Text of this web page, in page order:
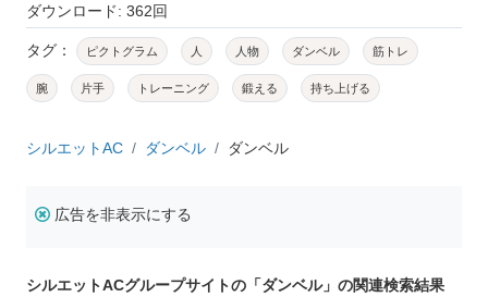
ダウンロード: 362回
タグ： ピクトグラム 人 人物 ダンベル 筋トレ
腕 片手 トレーニング 鍛える 持ち上げる
シルエットAC ダンベル ダンベル
広告を非表示にする
シルエットACグループサイトの「ダンベル」の関連検索結果